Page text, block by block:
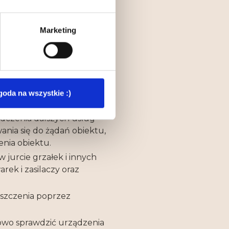
Marketing
na wszystkie :)
usterkach i
dalszych usług
się do żądań obiektu,
obiektu.
jurcie grzałek i innych
i zasilaczy oraz
poprzez
sprawdzić urządzenia